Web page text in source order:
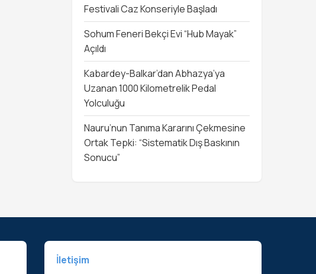
Festivali Caz Konseriyle Başladı
Sohum Feneri Bekçi Evi “Hub Mayak”
Açıldı
Kabardey-Balkar’dan Abhazya’ya
Uzanan 1000 Kilometrelik Pedal
Yolculuğu
Nauru’nun Tanıma Kararını Çekmesine
Ortak Tepki: “Sistematik Dış Baskının
Sonucu”
İletişim